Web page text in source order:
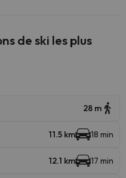
de ski les plus
28 m
11.5 km 18 min
12.1 km 17 min